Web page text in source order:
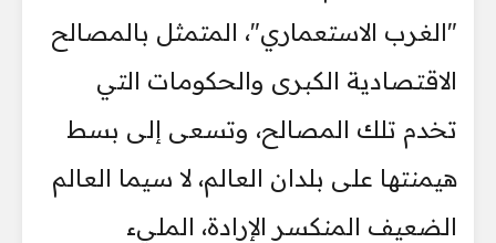
"الغرب الاستعماري"، المتمثل بالمصالح
الاقتصادية الكبرى والحكومات التي
تخدم تلك المصالح، وتسعى إلى بسط
هيمنتها على بلدان العالم، لا سيما العالم
الضعيف المنكسر الإرادة، المليء